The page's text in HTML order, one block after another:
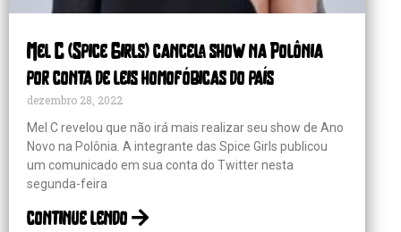
Mel C (Spice Girls) cancela show na Polônia
por conta de leis homofóbicas do país
dezembro 28, 2022
Mel C revelou que não irá mais realizar seu show de Ano
Novo na Polônia. A integrante das Spice Girls publicou
um comunicado em sua conta do Twitter nesta
segunda-feira
continue lendo